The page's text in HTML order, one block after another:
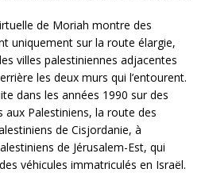
de Moriah montre des
uniquement sur la route élargie,
villes palestiniennes adjacentes
les deux murs qui l’entourent.
dans les années 1990 sur des
Palestiniens, la route des
de Cisjordanie, à
de Jérusalem-Est, qui
véhicules immatriculés en Israël.